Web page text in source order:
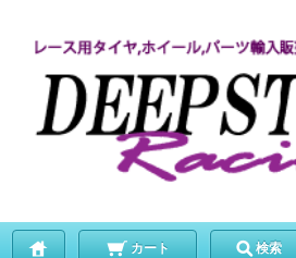
カート 検索